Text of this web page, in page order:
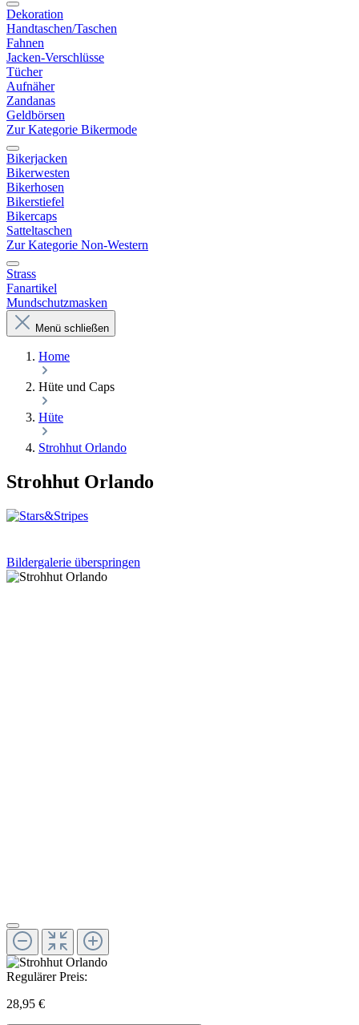
Dekoration
Handtaschen/Taschen
Fahnen
Jacken-Verschlüsse
Tücher
Aufnäher
Zandanas
Geldbörsen
Zur Kategorie Bikermode
Bikerjacken
Bikerwesten
Bikerhosen
Bikerstiefel
Bikercaps
Satteltaschen
Zur Kategorie Non-Western
Strass
Fanartikel
Mundschutzmasken
Menü schließen
Home
Hüte und Caps
Hüte
Strohhut Orlando
Strohhut Orlando
Bildergalerie überspringen
Regulärer Preis:
28,95 €